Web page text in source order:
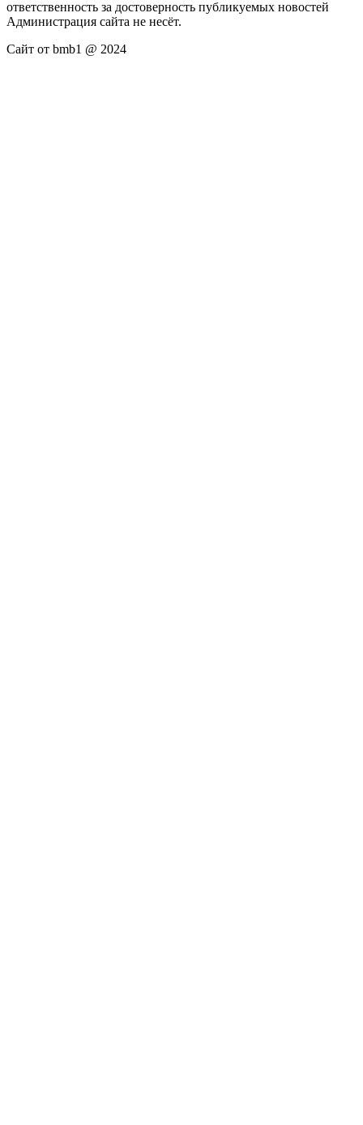
ответственность за достоверность публикуемых новостей
Администрация сайта не несёт.
Сайт от bmb1 @ 2024